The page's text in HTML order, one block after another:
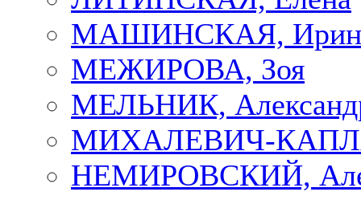
МАШИНСКАЯ,
МЕЖИРОВА, Зоя
МЕЛЬНИК,
МИХАЛЕВИЧ-
НЕМИРОВСКИЙ,